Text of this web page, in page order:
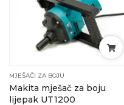
MJEŠAČI ZA BOJU
Makita mješač za boju
lijepak UT1200